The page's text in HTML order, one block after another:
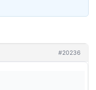
#20236